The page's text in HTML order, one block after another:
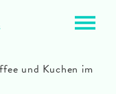
und Kuchen im